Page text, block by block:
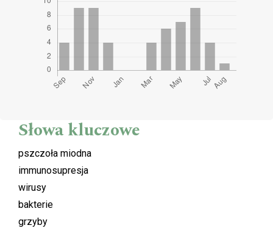
Słowa kluczowe
pszczoła miodna
immunosupresja
wirusy
bakterie
grzyby